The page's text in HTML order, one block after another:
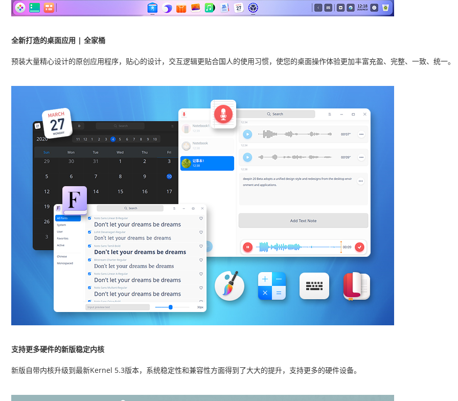
全新打造的桌面应用 | 全家桶
预装大量精心设计的原创应用程序，贴心的设计，交互逻辑更贴合国人的使用习惯，使您的桌面操作体验更加丰富充盈、完整、一致、统一。
支持更多硬件的新版稳定内核
新版自带内核升级到最新Kernel 5.3版本，系统稳定性和兼容性方面得到了大大的提升，支持更多的硬件设备。